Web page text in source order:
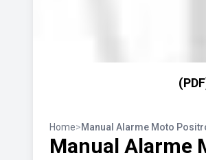
Home>Manual Alarme Moto
Manual Alarme